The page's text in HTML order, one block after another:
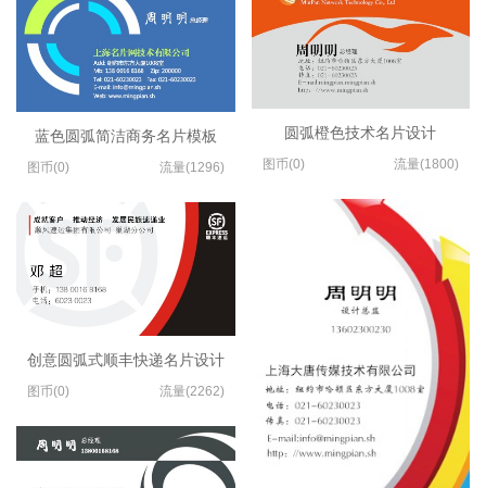
蓝色圆弧简洁商务名片模板
图币(0) 流量(1296)
创意圆弧式顺丰快递名片设计
图币(0) 流量(2262)
圆弧橙色技术名片设计
图币(0) 流量(1800)